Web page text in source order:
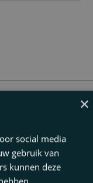
×
social media
gebruik van
kunnen deze